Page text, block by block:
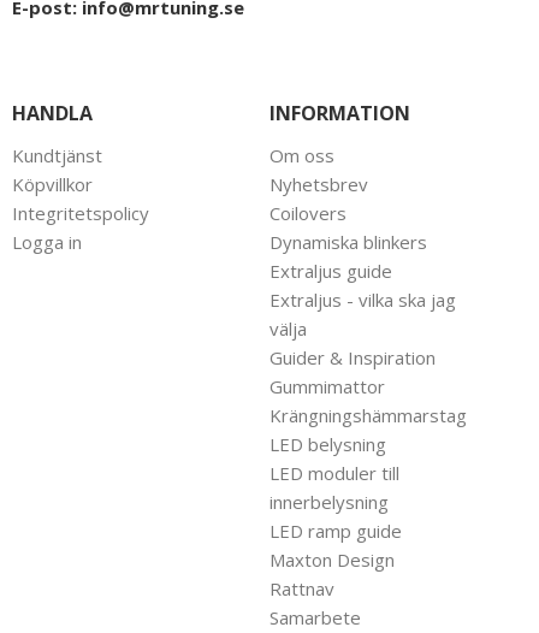
E-post: info@mrtuning.se
HANDLA
Kundtjänst
Köpvillkor
Integritetspolicy
Logga in
INFORMATION
Om oss
Nyhetsbrev
Coilovers
Dynamiska blinkers
Extraljus guide
Extraljus - vilka ska jag
välja
Guider & Inspiration
Gummimattor
Krängningshämmarstag
LED belysning
LED moduler till
innerbelysning
LED ramp guide
Maxton Design
Rattnav
Samarbete